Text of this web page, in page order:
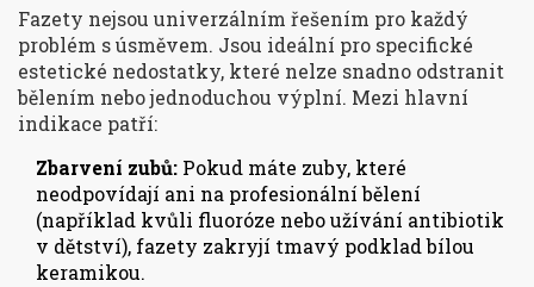
Fazety nejsou univerzálním řešením pro každý
problém s úsměvem. Jsou ideální pro specifické
estetické nedostatky, které nelze snadno odstranit
bělením nebo jednoduchou výplní. Mezi hlavní
indikace patří:
Zbarvení zubů: Pokud máte zuby, které
neodpovídají ani na profesionální bělení
(například kvůli fluoróze nebo užívání antibiotik
v dětství), fazety zakryjí tmavý podklad bílou
keramikou.